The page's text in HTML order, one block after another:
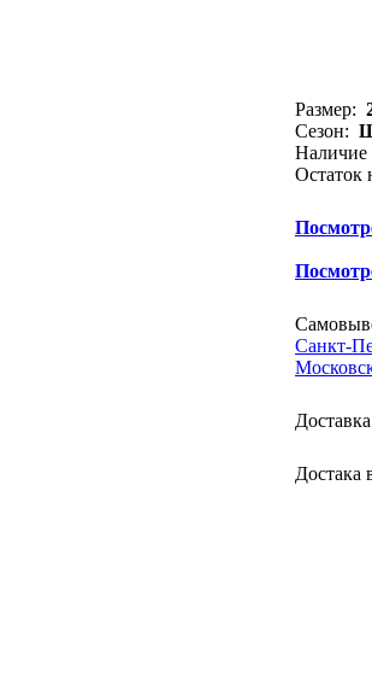
Размер:
Сезон:
Остаток
Санкт-
Достака